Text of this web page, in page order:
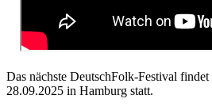
Das nächste DeutschFolk-Festival
28.09.2025 in Hamburg statt.